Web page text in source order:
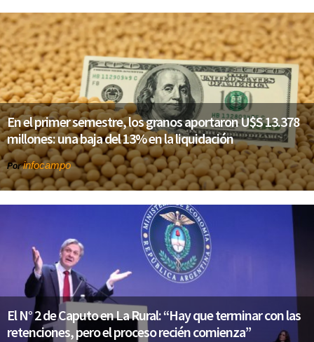
En el primer semestre, los granos aportaron U$S 13.378
millones: una baja del 13% en la liquidación
Porinfocampo
El N° 2 de Caputo en La Rural: “Hay que terminar con las
retenciones, pero el proceso recién comienza”